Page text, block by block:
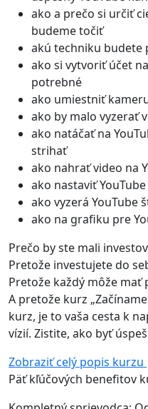
ako a prečo si určiť
budeme točiť
akú techniku budete
ako si vytvoriť účet
potrebné
ako umiestniť
ako by malo vyzerať
ako natáčať na
strihať
ako nahrať video na
ako nastaviť
ako vyzerá YouTube
ako na grafiku pre
Prečo by ste mali
Pretože investujete do
Pretože každý môže
A pretože kurz
kurz, je to vaša cesta k
vízií. Zistite, ako byť
Zobraziť celý popis kurzu
Päť kľúčových benefitov